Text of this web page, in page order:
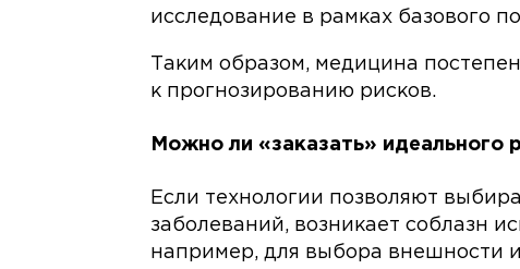
исследование в рамках базового
Таким образом, медицина
к прогнозированию рисков.
Можно ли «заказать» идеального
Если технологии позволяют
заболеваний, возникает соблазн
например, для выбора внешности